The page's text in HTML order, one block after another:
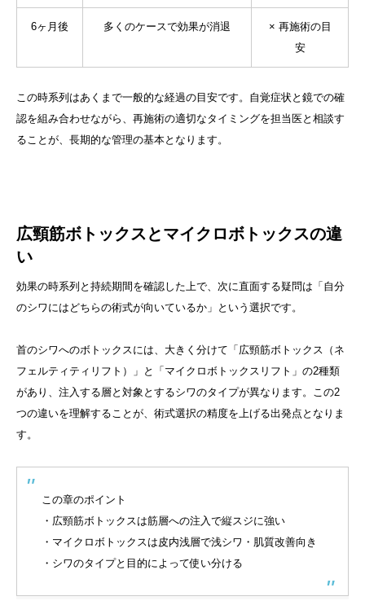
6ヶ月後 多くのケースで効果が消退
× 再施術の目
安
この時系列はあくまで一般的な経過の目安です。自覚症状と鏡での確
認を組み合わせながら、再施術の適切なタイミングを担当医と相談す
ることが、長期的な管理の基本となります。
広頸筋ボトックスとマイクロボトックスの違
い
効果の時系列と持続期間を確認した上で、次に直面する疑問は「自分
のシワにはどちらの術式が向いているか」という選択です。
首のシワへのボトックスには、大きく分けて「広頸筋ボトックス（ネ
フェルティティリフト）」と「マイクロボトックスリフト」の2種類
があり、注入する層と対象とするシワのタイプが異なります。この2
つの違いを理解することが、術式選択の精度を上げる出発点となりま
す。
この章のポイント
・広頸筋ボトックスは筋層への注入で縦スジに強い
・マイクロボトックスは皮内浅層で浅シワ・肌質改善向き
・シワのタイプと目的によって使い分ける